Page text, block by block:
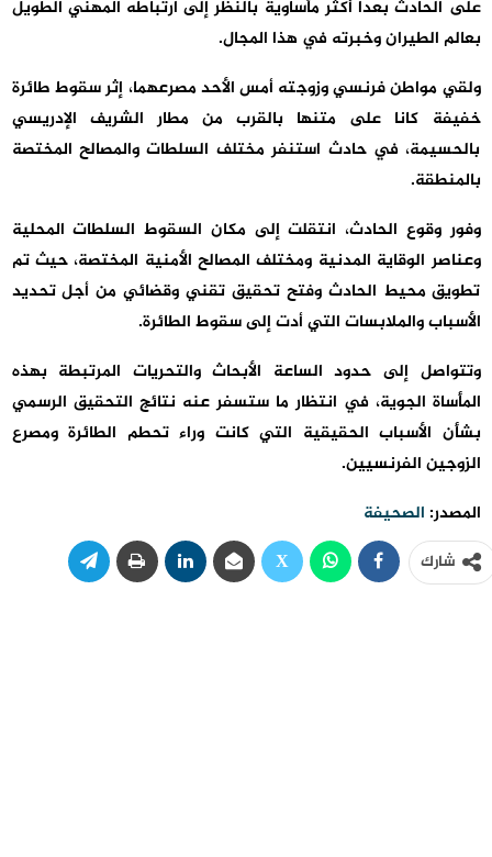
على الحادث بعدا أكثر مأساوية بالنظر إلى ارتباطه المهني الطويل
بعالم الطيران وخبرته في هذا المجال.
ولقي مواطن فرنسي وزوجته أمس الأحد مصرعهما، إثر سقوط طائرة
خفيفة كانا على متنها بالقرب من مطار الشريف الإدريسي
بالحسيمة، في حادث استنفر مختلف السلطات والمصالح المختصة
بالمنطقة.
وفور وقوع الحادث، انتقلت إلى مكان السقوط السلطات المحلية
وعناصر الوقاية المدنية ومختلف المصالح الأمنية المختصة، حيث تم
تطويق محيط الحادث وفتح تحقيق تقني وقضائي من أجل تحديد
الأسباب والملابسات التي أدت إلى سقوط الطائرة.
وتتواصل إلى حدود الساعة الأبحاث والتحريات المرتبطة بهذه
المأساة الجوية، في انتظار ما ستسفر عنه نتائج التحقيق الرسمي
بشأن الأسباب الحقيقية التي كانت وراء تحطم الطائرة ومصرع
الزوجين الفرنسيين.
المصدر: الصحيفة
شارك